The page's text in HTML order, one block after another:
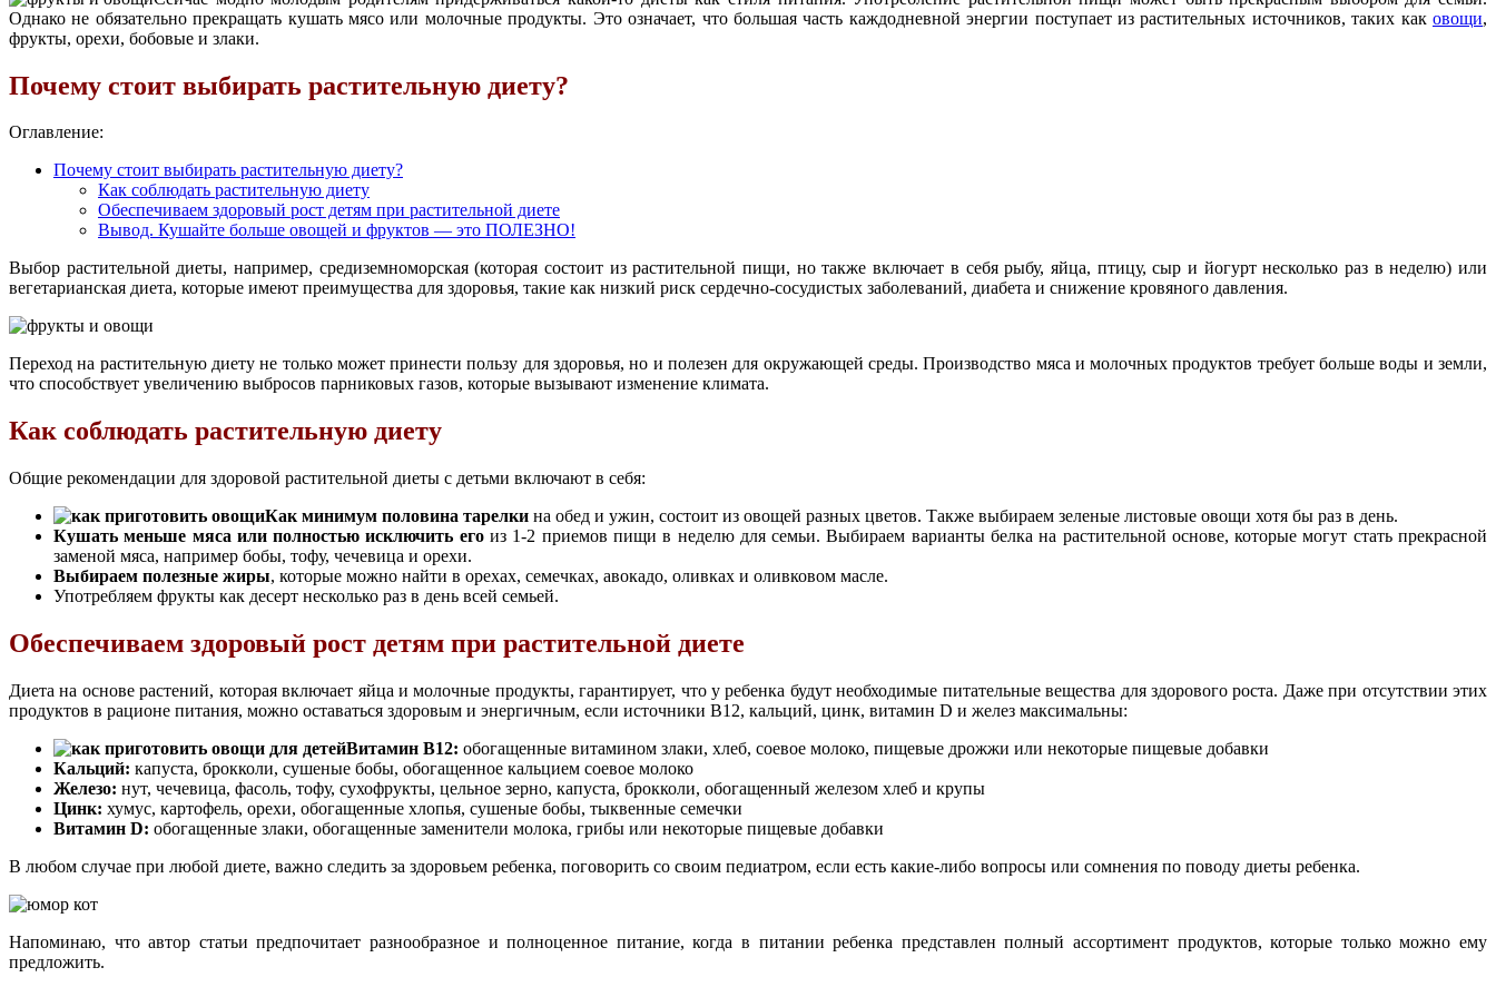
Однако не обязательно прекращать кушать мясо или молочные продукты. Это означает, что большая часть каждодневной энергии поступает из растительных источников, таких как овощи,
фрукты, орехи, бобовые и злаки.
Почему стоит выбирать растительную диету?
Оглавление:
Почему стоит выбирать растительную диету?
Как соблюдать растительную диету
Обеспечиваем здоровый рост детям при растительной диете
Вывод. Кушайте больше овощей и фруктов — это ПОЛЕЗНО!
Выбор растительной диеты, например, средиземноморская (которая состоит из растительной пищи, но также включает в себя рыбу, яйца, птицу, сыр и йогурт несколько раз в неделю) или
вегетарианская диета, которые имеют преимущества для здоровья, такие как низкий риск сердечно-сосудистых заболеваний, диабета и снижение кровяного давления.
Переход на растительную диету не только может принести пользу для здоровья, но и полезен для окружающей среды. Производство мяса и молочных продуктов требует больше воды и земли,
что способствует увеличению выбросов парниковых газов, которые вызывают изменение климата.
Как соблюдать растительную диету
Общие рекомендации для здоровой растительной диеты с детьми включают в себя:
Как минимум половина тарелки на обед и ужин, состоит из овощей разных цветов. Также выбираем зеленые листовые овощи хотя бы раз в день.
Кушать меньше мяса или полностью исключить егоиз 1-2 приемов пищи в неделю для семьи. Выбираем варианты белка на растительной основе, которые могут стать прекрасной
заменой мяса, например бобы, тофу, чечевица и орехи.
Выбираем полезные жиры, которые можно найти в орехах, семечках, авокадо, оливках и оливковом масле.
Употребляем фрукты как десерт несколько раз в день всей семьей.
Обеспечиваем здоровый рост детям при растительной диете
Диета на основе растений, которая включает яйца и молочные продукты, гарантирует, что у ребенка будут необходимые питательные вещества для здорового роста. Даже при отсутствии этих
продуктов в рационе питания, можно оставаться здоровым и энергичным, если источники B12, кальций, цинк, витамин D и желез максимальны:
Витамин B12: обогащенные витамином злаки, хлеб, соевое молоко, пищевые дрожжи или некоторые пищевые добавки
Кальций: капуста, брокколи, сушеные бобы, обогащенное кальцием соевое молоко
Железо: нут, чечевица, фасоль, тофу, сухофрукты, цельное зерно, капуста, брокколи, обогащенный железом хлеб и крупы
Цинк: хумус, картофель, орехи, обогащенные хлопья, сушеные бобы, тыквенные семечки
Витамин D: обогащенные злаки, обогащенные заменители молока, грибы или некоторые пищевые добавки
В любом случае при любой диете, важно следить за здоровьем ребенка, поговорить со своим педиатром, если есть какие-либо вопросы или сомнения по поводу диеты ребенка.
Напоминаю, что автор статьи предпочитает разнообразное и полноценное питание, когда в питании ребенка представлен полный ассортимент продуктов, которые только можно ему
предложить.